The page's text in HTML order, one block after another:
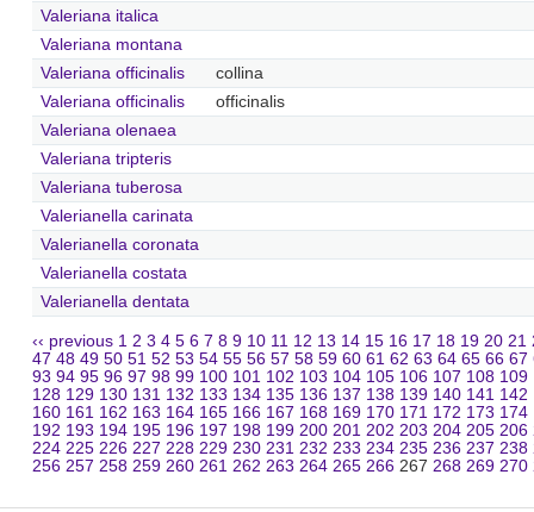
Valeriana italica
Valeriana montana
Valeriana officinalis
collina
Valeriana officinalis
officinalis
Valeriana olenaea
Valeriana tripteris
Valeriana tuberosa
Valerianella carinata
Valerianella coronata
Valerianella costata
Valerianella dentata
‹‹ previous 1 2 3 4 5 6 7 8 9 10 11 12 13 14 15 16 17 18 19 20 21
47 48 49 50 51 52 53 54 55 56 57 58 59 60 61 62 63 64 65 66 67
93 94 95 96 97 98 99 100 101 102 103 104 105 106 107 108 109
128 129 130 131 132 133 134 135 136 137 138 139 140 141 142
160 161 162 163 164 165 166 167 168 169 170 171 172 173 174
192 193 194 195 196 197 198 199 200 201 202 203 204 205 206
224 225 226 227 228 229 230 231 232 233 234 235 236 237 238
256 257 258 259 260 261 262 263 264 265 266 267 268 269 270